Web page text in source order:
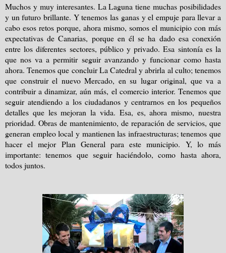
Muchos y muy interesantes. La Laguna tiene muchas posibilidades
y un futuro brillante. Y tenemos las ganas y el empuje para llevar a
cabo esos retos porque, ahora mismo, somos el municipio con más
expectativas de Canarias, porque en él se ha dado esa conexión
entre los diferentes sectores, público y privado. Esa sintonía es la
que nos va a permitir seguir avanzando y funcionar como hasta
ahora. Tenemos que concluir La Catedral y abrirla al culto; tenemos
que construir el nuevo Mercado, en su lugar original, que va a
contribuir a dinamizar, aún más, el comercio interior. Tenemos que
seguir atendiendo a los ciudadanos y centrarnos en los pequeños
detalles que les mejoran la vida. Esa, es, ahora mismo, nuestra
prioridad. Obras de mantenimiento, de reparación de servicios, que
generan empleo local y mantienen las infraestructuras; tenemos que
hacer el mejor Plan General para este municipio. Y, lo más
importante: tenemos que seguir haciéndolo, como hasta ahora,
todos juntos.